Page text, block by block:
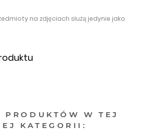
na zdjęciach służą jedynie jako
PRODUKTÓW W TEJ
KATEGORII: